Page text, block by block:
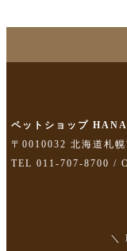
ペットショップ
〒0010032 北海道札
TEL 011-707-8700 /
＼